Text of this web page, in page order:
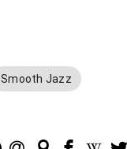
Smooth Jazz